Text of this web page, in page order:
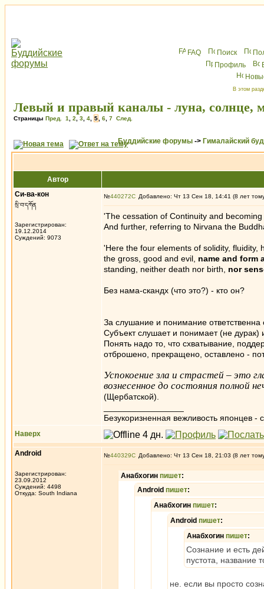
FAQ Поиск
Профиль
В этом
Левый и правый каналы - луна, солнце,
Страницы Пред. 1 2 3 4 5 6 7 След.
Буддийские форумы -> Гималайский
Автор
Си-ва-кон
སྲི་བ་དཀོན
Зарегистрирован:
19.12.2014
Суждений: 9073
№440272 Добавлено: Чт 13 Сен 18, 14:41 (8 лет
'The cessation of Continuity and
And further, referring to Nirvana the
'Here the four elements of solidity,
the gross, good and evil, name and form
standing, neither death nor birth, nor
Без нама-скандх (что это?) - кто он?
За слушание и понимание
Субъект слушает и понимает (не дурак)
Понять надо то, что схватывание,
отброшено, прекращено, оставлено -
Успокоение зла и страстей – это
вознесенное до состояния полной
(Щербатской).
Безукоризненная вежливость японцев -
Наверх
Android
Зарегистрирован:
23.09.2012
Суждений: 4498
Откуда: South Indiana
№440329 Добавлено: Чт 13 Сен 18, 21:03 (8 лет
Анабхогин пишет:
Android пишет:
Анабхогин пишет:
Android пишет:
Анабхогин пишет:
Сознание и есть
пустота, название
не. если вы просто